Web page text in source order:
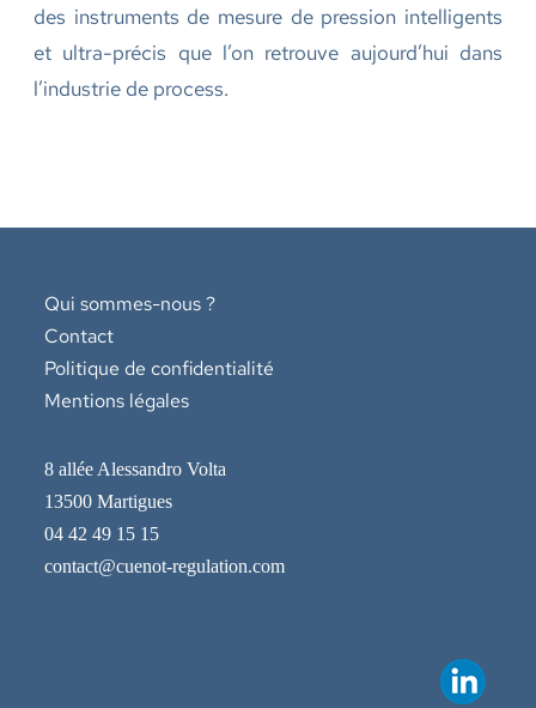
des instruments de mesure de pression intelligents
et ultra-précis que l’on retrouve aujourd’hui dans
l’industrie de process.
Qui sommes-nous ?
Contact
Politique de confidentialité
Mentions légales
8 allée Alessandro Volta
13500 Martigues
04 42 49 15 15
contact@cuenot-regulation.com